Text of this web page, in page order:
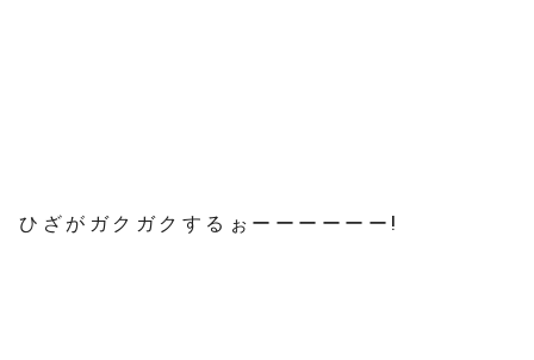
ひざがガクガクするぉーーーーーー!